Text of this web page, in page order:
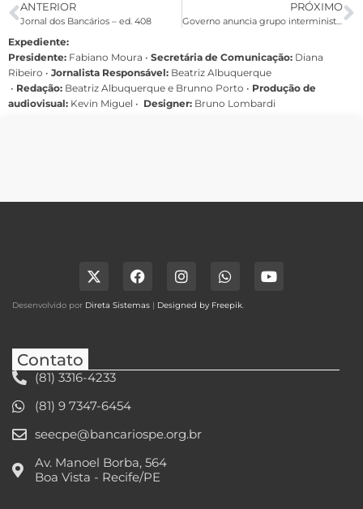
ANTERIOR
Jornal dos Bancários – ed. 408
PRÓXIMO
Governo anuncia grupo interministerial sobre perícias em audiência na Câmara
Expediente:
Presidente: Fabiano Moura • Secretária de Comunicação: Diana
Ribeiro • Jornalista Responsável: Beatriz Albuquerque
• Redação: Beatriz Albuquerque e Brunno Porto • Produção de
audiovisual: Kevin Miguel • Designer: Bruno Lombardi
Desenvolvido por Direta Sistemas | Designed by Freepik.
Contato
(81) 3316-4233
(81) 9 7347-6454
seecpe@bancariospe.org.br
Av. Manoel Borba, 564
Boa Vista - Recife/PE